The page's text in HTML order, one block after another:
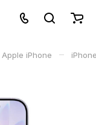
Apple iPhone –